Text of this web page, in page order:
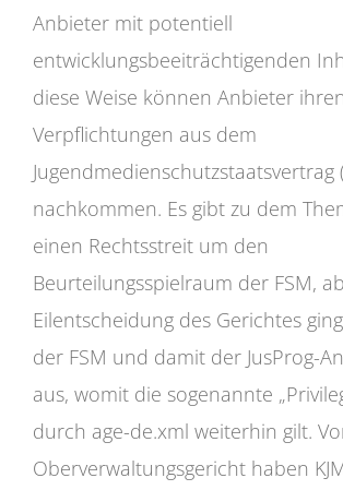
Anbieter mit potentiell
entwicklungsbeeiträchtigenden
diese Weise können Anbieter ihren
Verpflichtungen aus dem
Jugendmedienschutzstaatsvertrag
nachkommen. Es gibt zu dem
einen Rechtsstreit um den
Beurteilungsspielraum der FSM,
Eilentscheidung des Gerichtes
der FSM und damit der JusProg-
aus, womit die sogenannte
durch age-de.xml weiterhin gilt.
Oberverwaltungsgericht haben